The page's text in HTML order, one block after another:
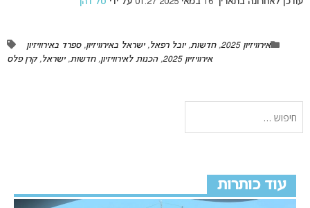
אירוויזיון 2025 ,חדשות,יובל רפאל,ישראל באירוויזיון,ספרד באירוויזיון
אירוויזיון 2025
,הכנות לאירוויזיון,חדשות,ישראל,קרן פלס
עוד כותרות